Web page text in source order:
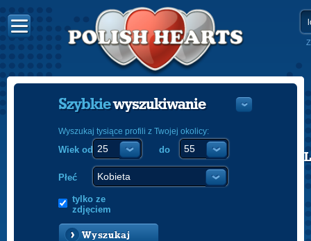
POLISH
Szybkiewyszukiwanie
Wyszukaj tysiące profili z Twojej okolicy:
Wiek od do
Płeć
tylko ze
zdjęciem
Wyszukaj